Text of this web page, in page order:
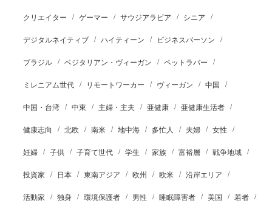
クリエイター ゲーマー サウジアラビア シニア
デジタルネイティブ ハイティーン ビジネスパーソン
ブラジル ベジタリアン・ヴィーガン ペットラバー
ミレニアム世代 リモートワーカー ヴィーガン 中国
中国・台湾 中東 主婦・主夫 亜健康 亜健康生活者
健康志向 北欧 南米 地中海 多忙人 夫婦 女性
妊婦 子供 子育て世代 学生 家族 富裕層 戦争地域
投資家 日本 東南アジア 欧州 欧米 沿岸エリア
活動家 独身 環境保護者 男性 睡眠障害者 美国 若者